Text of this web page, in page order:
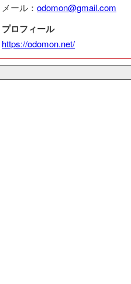
メール： odomon@gmail.com
プロフィール
https://odomon.net/